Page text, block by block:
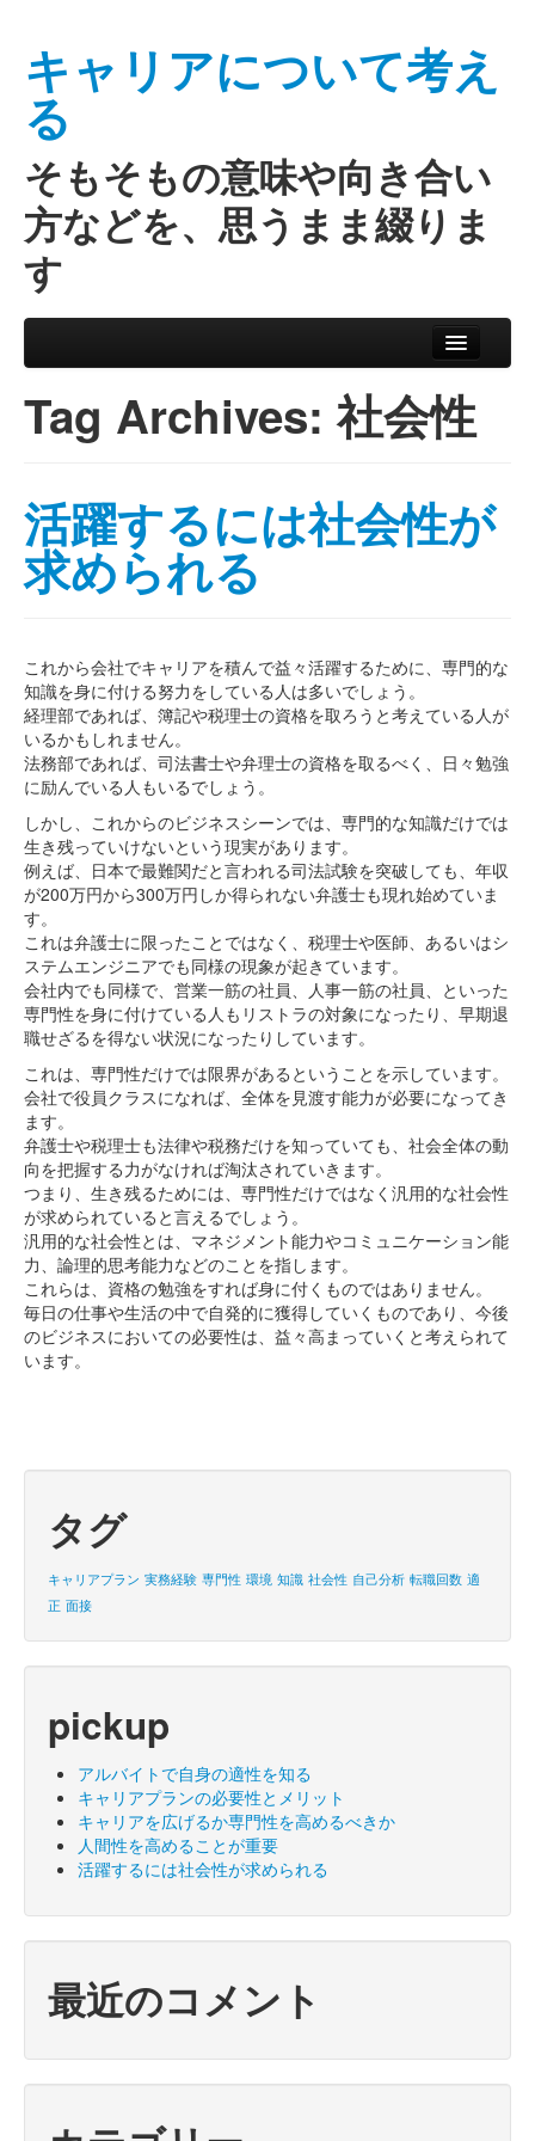
キャリアについて考え
る
そもそもの意味や向き合い
方などを、思うまま綴りま
す
Main menu
Tag Archives:社会性
活躍するには社会性が
求められる
これから会社でキャリアを積んで益々活躍するために、専門的な
知識を身に付ける努力をしている人は多いでしょう。
経理部であれば、簿記や税理士の資格を取ろうと考えている人が
いるかもしれません。
法務部であれば、司法書士や弁理士の資格を取るべく、日々勉強
に励んでいる人もいるでしょう。
しかし、これからのビジネスシーンでは、専門的な知識だけでは
生き残っていけないという現実があります。
例えば、日本で最難関だと言われる司法試験を突破しても、年収
が200万円から300万円しか得られない弁護士も現れ始めていま
す。
これは弁護士に限ったことではなく、税理士や医師、あるいはシ
ステムエンジニアでも同様の現象が起きています。
会社内でも同様で、営業一筋の社員、人事一筋の社員、といった
専門性を身に付けている人もリストラの対象になったり、早期退
職せざるを得ない状況になったりしています。
これは、専門性だけでは限界があるということを示しています。
会社で役員クラスになれば、全体を見渡す能力が必要になってき
ます。
弁護士や税理士も法律や税務だけを知っていても、社会全体の動
向を把握する力がなければ淘汰されていきます。
つまり、生き残るためには、専門性だけではなく汎用的な社会性
が求められていると言えるでしょう。
汎用的な社会性とは、マネジメント能力やコミュニケーション能
力、論理的思考能力などのことを指します。
これらは、資格の勉強をすれば身に付くものではありません。
毎日の仕事や生活の中で自発的に獲得していくものであり、今後
のビジネスにおいての必要性は、益々高まっていくと考えられて
います。
タグ
キャリアプラン 実務経験 専門性 環境 知識 社会性 自己分析 転職回数 適
正 面接
pickup
アルバイトで自身の適性を知る
キャリアプランの必要性とメリット
キャリアを広げるか専門性を高めるべきか
人間性を高めることが重要
活躍するには社会性が求められる
最近のコメント